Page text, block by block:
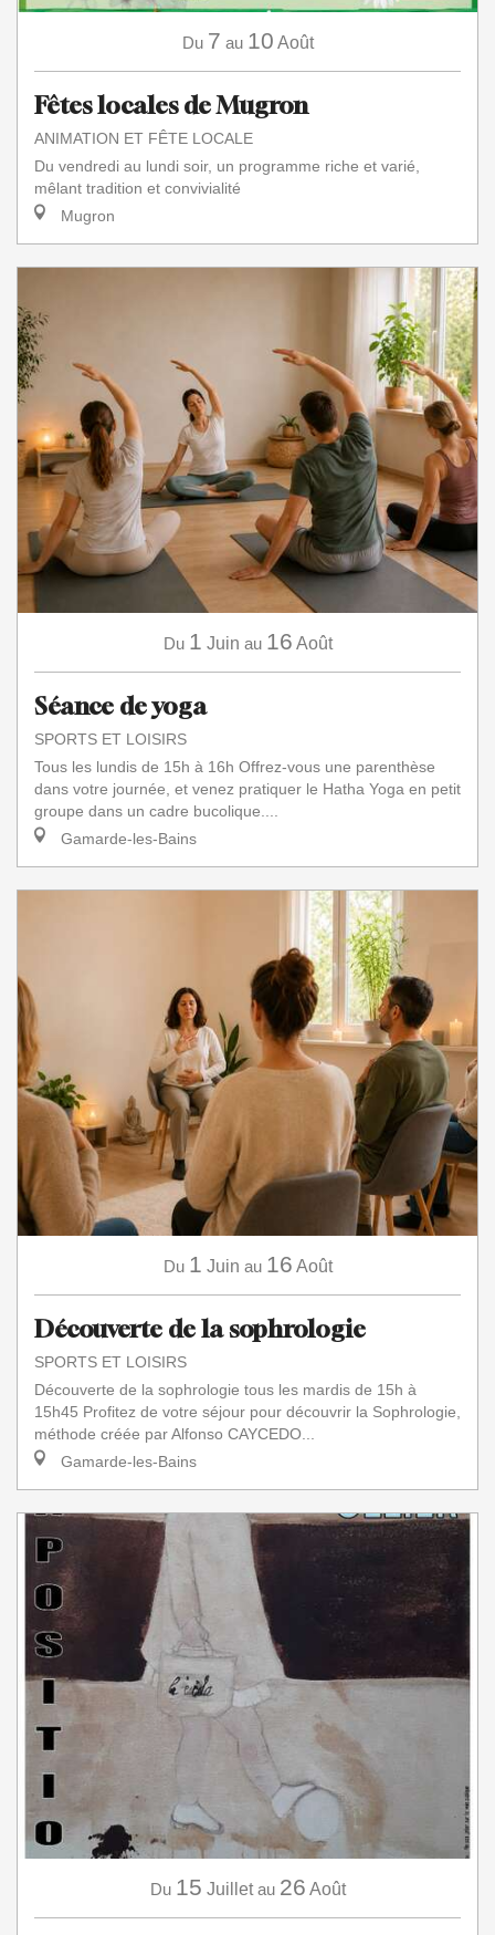
Du 7 au 10 Août
Fêtes locales de Mugron
ANIMATION ET FÊTE LOCALE
Du vendredi au lundi soir, un programme riche et varié,
mêlant tradition et convivialité
Mugron
Du 1 Juin au 16 Août
Séance de yoga
SPORTS ET LOISIRS
Tous les lundis de 15h à 16h Offrez-vous une parenthèse
dans votre journée, et venez pratiquer le Hatha Yoga en petit
groupe dans un cadre bucolique....
Gamarde-les-Bains
Du 1 Juin au 16 Août
Découverte de la sophrologie
SPORTS ET LOISIRS
Découverte de la sophrologie tous les mardis de 15h à
15h45 Profitez de votre séjour pour découvrir la Sophrologie,
méthode créée par Alfonso CAYCEDO...
Gamarde-les-Bains
Du 15 Juillet au 26 Août